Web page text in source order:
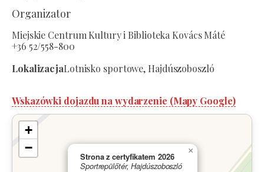
Organizator
Miejskie Centrum Kultury i Biblioteka Kovács Máté
+36 52/558-800
LokalizacjaLotnisko sportowe, Hajdúszoboszló
Wskazówki dojazdu na wydarzenie (Mapy Google)
Strona z certyfikatem 2026
Sportrepülőtér, Hajdúszoboszló
×
+
−